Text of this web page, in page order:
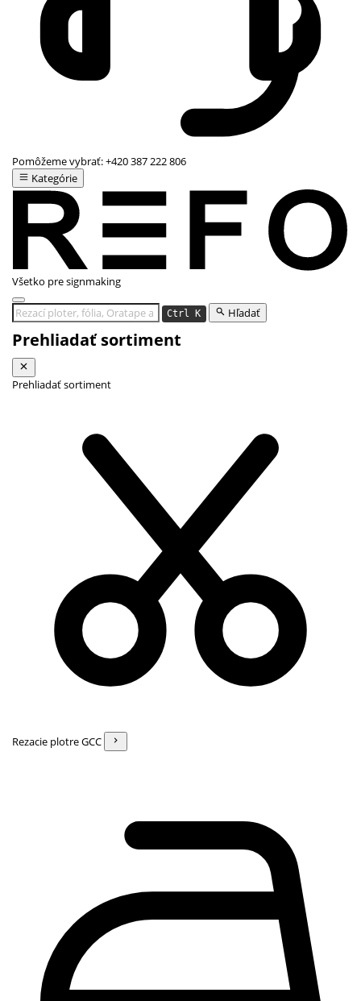
Pomôžeme vybrať:+420 387 222 806
Kategórie
Všetko pre signmaking
Ctrl K Hľadať
Prehliadať sortiment
Prehliadať sortiment
Rezacie plotre GCC